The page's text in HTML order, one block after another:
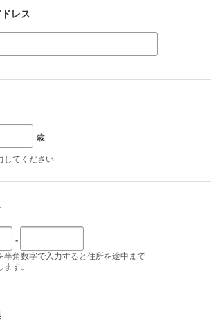
レス
歳
してください
-
半角数字で入力すると住所を途中まで
す。